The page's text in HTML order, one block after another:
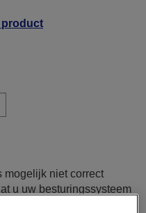
product
mogelijk niet correct
u uw besturingssysteem